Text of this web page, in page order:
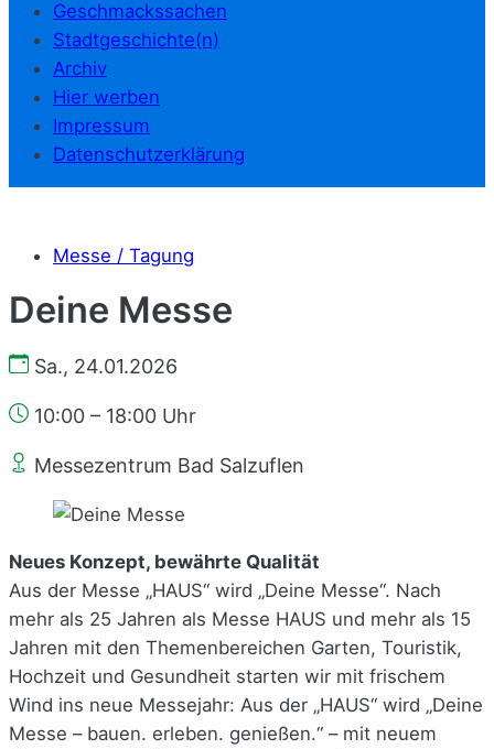
Geschmackssachen
Stadtgeschichte(n)
Archiv
Hier werben
Impressum
Datenschutzerklärung
Messe / Tagung
Deine Messe
Sa., 24.01.2026
10:00 – 18:00 Uhr
Messezentrum Bad Salzuflen
Neues Konzept, bewährte Qualität
Aus der Messe „HAUS“ wird „Deine Messe“. Nach
mehr als 25 Jahren als Messe HAUS und mehr als 15
Jahren mit den Themenbereichen Garten, Touristik,
Hochzeit und Gesundheit starten wir mit frischem
Wind ins neue Messejahr: Aus der „HAUS“ wird „Deine
Messe – bauen. erleben. genießen.“ – mit neuem